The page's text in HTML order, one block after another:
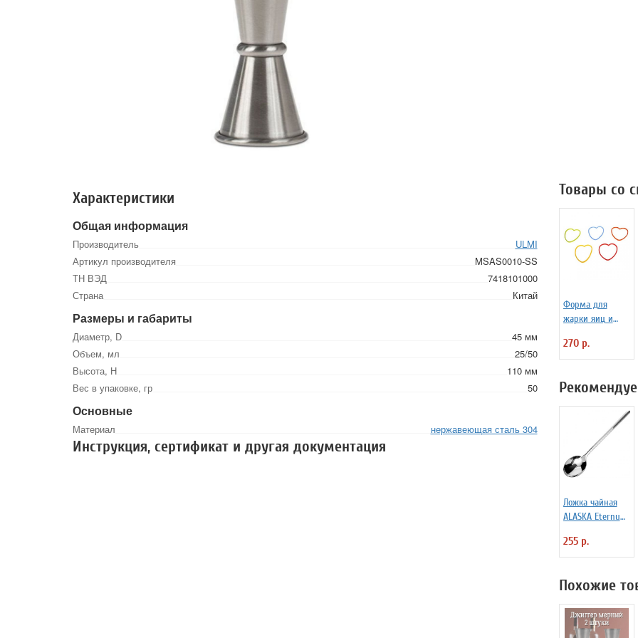
Характеристики
Общая информация
Производитель
ULMI
Артикул производителя
MSAS0010-SS
ТН ВЭД
7418101000
Страна
Китай
Размеры и габариты
Диаметр, D
45 мм
Объем, мл
25/50
Высота, Н
110 мм
Вес в упаковке, гр
50
Основные
Материал нержавеющая сталь 304
Инструкция, сертификат и другая документация
Товары со
Форма для
жарки яиц и
силиконовая
Любовь
270 р.
Ложка чайная
ALASKA Eternum
255 р.
Похожие